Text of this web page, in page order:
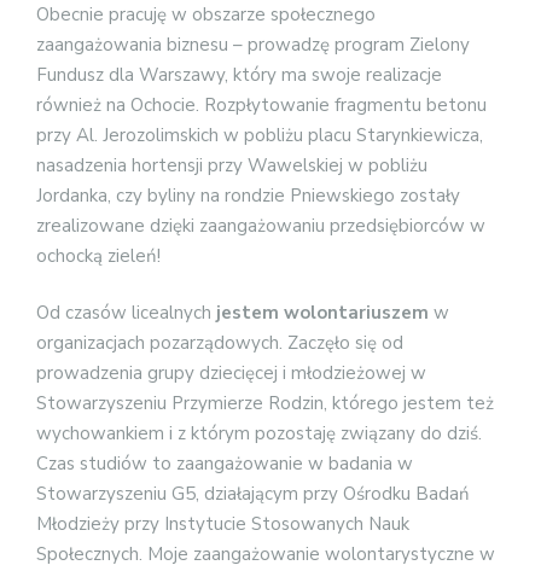
Obecnie pracuję w obszarze społecznego
zaangażowania biznesu – prowadzę program Zielony
Fundusz dla Warszawy, który ma swoje realizacje
również na Ochocie. Rozpłytowanie fragmentu betonu
przy Al. Jerozolimskich w pobliżu placu Starynkiewicza,
nasadzenia hortensji przy Wawelskiej w pobliżu
Jordanka, czy byliny na rondzie Pniewskiego zostały
zrealizowane dzięki zaangażowaniu przedsiębiorców w
ochocką zieleń!
Od czasów licealnych jestem wolontariuszem w
organizacjach pozarządowych. Zaczęło się od
prowadzenia grupy dziecięcej i młodzieżowej w
Stowarzyszeniu Przymierze Rodzin, którego jestem też
wychowankiem i z którym pozostaję związany do dziś.
Czas studiów to zaangażowanie w badania w
Stowarzyszeniu G5, działającym przy Ośrodku Badań
Młodzieży przy Instytucie Stosowanych Nauk
Społecznych. Moje zaangażowanie wolontarystyczne w